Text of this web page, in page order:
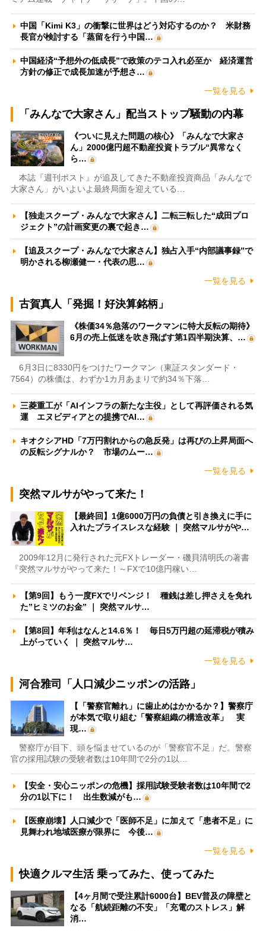
中国「Kimi K3」の衝撃に世界はどう対応するのか？ 米財務
長官が検討する「蒸留を行う中国…
中国経済“予想外の低成長”で政策のテコ入れ必至か 経済運営
方針の修正で成長加速が予想さ…
一覧を見る
「みんなで大家さん」配当ストップ騒動の内幕
《ついに見えた問題の核心》「みんなで大家さ
ん」2000億円超不動産投資トラブル“異常なく
ら…
本誌『週刊ポスト』が追及してきた不動産投資商品「みんなで
大家さん」がいよいよ最終局面を迎えている…
【独走スクープ・みんなで大家さん】二転三転した“成田プロ
ジェクト”の計画変更の裏で起き…
【追及スクープ・みんなで大家さん】独占入手“内部議事録”で
明かされる柳瀬健一・代表の思…
一覧を見る
古賀真人「発掘！好決算銘柄」
《株価34％急落のワークマンに特大反転の期待》
6月の売上低迷を吹き飛ばす第1四半期決算、…
6月3日に8330円をつけたワークマン（東証スタンダード・
7564）の株価は、わずか1カ月あまりで約34％下落…
三菱重工が「AIインフラの新たな主役」として再評価される気
運 エヌビディアとの提携でAI…
キオクシアHD「7万円割れからの急反発」は再びの上昇局面へ
の反転シグナルか？ 市場のムー…
一覧を見る
突然マルサがやって来た！
【最終回】1億6000万円の負債と引き換えに手に
入れたプライスレスな経験 ｜ 突然マルサがや…
2009年12月に発行された元FXトレーダー・磯貝清明氏の著書
『突然マルサがやって来た！～FXで10億円稼い…
【第9回】もう一度FXでリベンジ！ 種銭は差し押さえを免れ
た”ヒミツのお金” ｜ 突然マルサ…
【第8回】年利はなんと14.6％！ 毎日5万円超の延滞税が積み
上がっていく ｜ 突然マルサ…
一覧を見る
河合雅司「人口減少ニッポンの活路」
【「警察官離れ」に歯止めはかかるか？】警察庁
が本気で取り組む「警察組織の構造改革」 実
現…
警察庁が目下、頭を悩ませているのが「警察官不足」だ。警察
官の採用試験の受験者数は10年間で2分の1以…
【安全・安心ニッポンの危機】採用試験受験者数は10年間で2
分の1以下に！ 出生数減がも…
【医療崩壊】人口減少で「医師不足」に加えて「患者不足」に
見舞われ地域医療が限界に 今後…
一覧を見る
快適クルマ生活 乗ってみた、使ってみた
【4ヶ月間で受注累計6000台】BEV普及の障壁と
なる「航続距離の不安」「充電のストレス」解
消…